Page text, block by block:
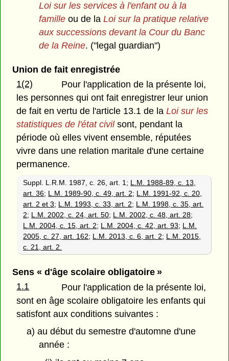
Loi sur les services à l'enfant ou à la
famille ou de laLoi sur la pratique relative
aux successions devant la Cour du Banc
de la Reine. ("legal guardian")
Union de fait enregistrée
1(2)
Pour l'application de la présente loi,
les personnes qui ont fait enregistrer leur union
de fait en vertu de l'article 13.1 de laLoi sur les
statistiques de l'état civilsont, pendant la
période où elles vivent ensemble, réputées
vivre dans une relation maritale d'une certaine
permanence.
Suppl. L.R.M. 1987, c. 26, art. 1; L.M. 1988-89, c. 13,
art. 36; L.M. 1989-90, c. 49, art. 2; L.M. 1991-92, c. 20,
art. 2 et 3; L.M. 1993, c. 33, art. 2; L.M. 1998, c. 35, art.
2; L.M. 2002, c. 24, art. 50; L.M. 2002, c. 48, art. 28;
L.M. 2004, c. 15, art. 2; L.M. 2004, c. 42, art. 93; L.M.
2005, c. 27, art. 162; L.M. 2013, c. 6, art. 2; L.M. 2015,
c. 21, art. 2.
Sens « d'âge scolaire obligatoire »
1.1
Pour l'application de la présente loi,
sont en âge scolaire obligatoire les enfants qui
satisfont aux conditions suivantes :
a) au début du semestre d'automne d'une
année :